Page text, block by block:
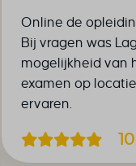
Online de
Bij vragen was
mogelijkheid van
examen op
ervaren.